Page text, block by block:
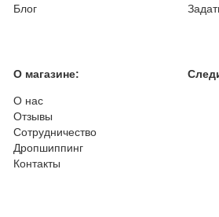
Блог
О магазине:
О нас
Отзывы
Сотрудничество
Дропшиппинг
Контакты